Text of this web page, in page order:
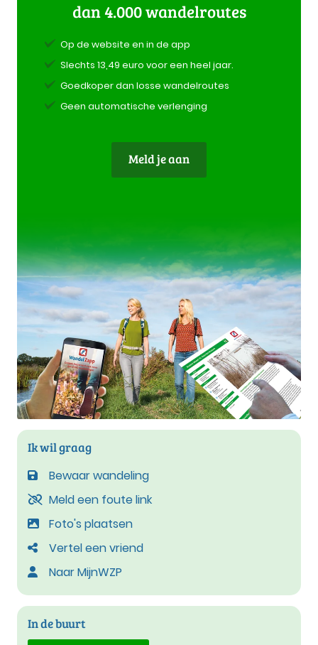
dan 4.000 wandelroutes
Op de website en in de app
Slechts 13,49 euro voor een heel jaar.
Goedkoper dan losse wandelroutes
Geen automatische verlenging
Meld je aan
Ik wil graag
Bewaar wandeling
Meld een foute link
Foto's plaatsen
Vertel een vriend
Naar MijnWZP
In de buurt